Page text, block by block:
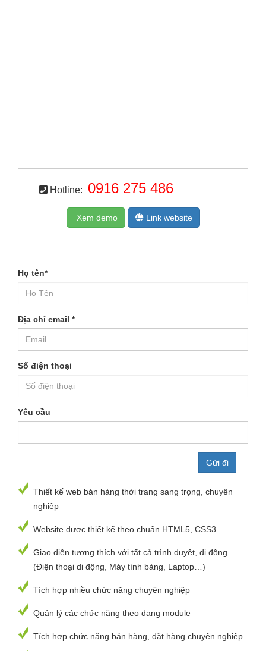
Hotline: 0916 275 486
Xem demo Link website
Họ tên*
Địa chỉ email *
Số điện thoại
Yêu cầu
Thiết kế web bán hàng thời trang sang trọng, chuyên
nghiệp
Website được thiết kế theo chuẩn HTML5, CSS3
Giao diện tương thích với tất cả trình duyệt, di động
(Điện thoại di động, Máy tính bảng, Laptop…)
Tích hợp nhiều chức năng chuyên nghiệp
Quản lý các chức năng theo dạng module
Tích hợp chức năng bán hàng, đặt hàng chuyên nghiệp